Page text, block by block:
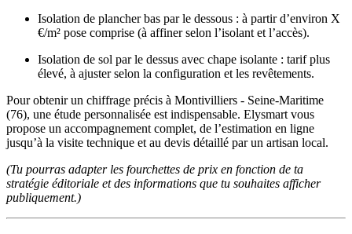
Isolation de plancher bas par le dessous : à partir d’environ X
€/m² pose comprise (à affiner selon l’isolant et l’accès).
Isolation de sol par le dessus avec chape isolante : tarif plus
élevé, à ajuster selon la configuration et les revêtements.
Pour obtenir un chiffrage précis à Montivilliers - Seine-Maritime
(76), une étude personnalisée est indispensable. Elysmart vous
propose un accompagnement complet, de l’estimation en ligne
jusqu’à la visite technique et au devis détaillé par un artisan local.
(Tu pourras adapter les fourchettes de prix en fonction de ta
stratégie éditoriale et des informations que tu souhaites afficher
publiquement.)